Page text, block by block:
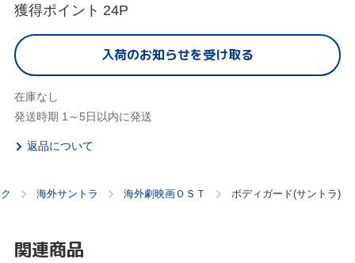
獲得ポイント 24P
入荷のお知らせを受け取る
在庫なし
発送時期 1～5日以内に発送
返品について
海外サントラ 海外劇映画ＯＳＴ ボディガード(サントラ)
関連商品